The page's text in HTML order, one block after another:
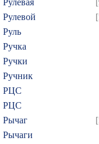
Рулевая
Рулевой
Руль
Ручка
Ручки
Ручник
РЦC
РЦС
Рычаг
Рычаги